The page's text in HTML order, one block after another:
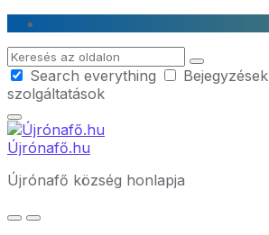
Skip
content
Skip
main
navigation
Skip
footer
Search
Search everything
Bejegyzések
szolgáltatások
Újrónafő.hu
Újrónafő község honlapja